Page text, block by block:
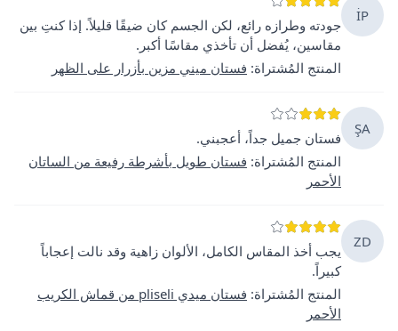
İP
جودته وطرازه رائع، لكن الجسم كان ضيقًا قليلاً. إذا كنتِ بين
مقاسين، يُفضل أن تأخذي مقاسًا أكبر.
المنتج المُشتراة: فستان ميني مزين بأزرار على الظهر
ŞA
فستان جميل جداً، أعجبني.
المنتج المُشتراة: فستان طويل بأشرطة رفيعة من الساتان
الأحمر
ZD
يجب أخذ المقاس الكامل، الألوان زاهية وقد نالت إعجاباً
كبيراً.
المنتج المُشتراة:
فستان ميدي pliseli من قماش الكريب
الأحمر